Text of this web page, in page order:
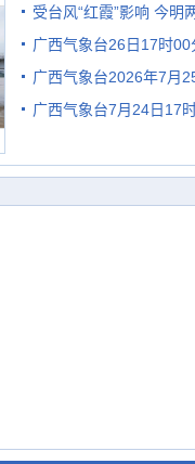
受台风“红霞”影响 今明
有较强降雨
广西气象台26日17时
广西气象台2026年7月
级预警
广西气象台7月24日17